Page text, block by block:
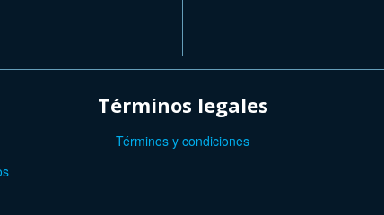
Términos legales
Términos y condiciones